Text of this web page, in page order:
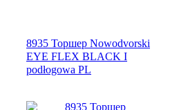
8935 Торшер Nowodvorski
EYE FLEX BLACK I
podłogowa PL